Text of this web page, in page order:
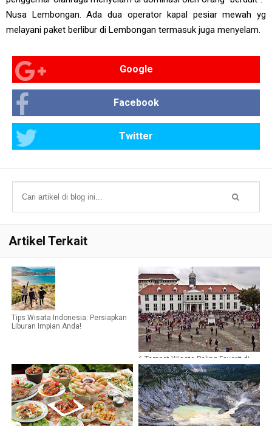
Nusa Lembongan. Ada dua operator kapal pesiar mewah yg
melayani paket berlibur di Lembongan termasuk juga menyelam.
Google
Facebook
Twitter
Artikel Terkait
Tips Wisata Indonesia: Persiapkan
Liburan Impian Anda!
6 Tempat Wisata Paling Favorit di
Jakarta